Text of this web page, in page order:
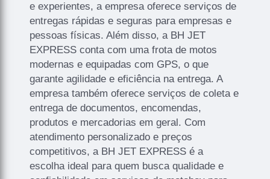
e experientes, a empresa oferece serviços de
entregas rápidas e seguras para empresas e
pessoas físicas. Além disso, a BH JET
EXPRESS conta com uma frota de motos
modernas e equipadas com GPS, o que
garante agilidade e eficiência na entrega. A
empresa também oferece serviços de coleta e
entrega de documentos, encomendas,
produtos e mercadorias em geral. Com
atendimento personalizado e preços
competitivos, a BH JET EXPRESS é a
escolha ideal para quem busca qualidade e